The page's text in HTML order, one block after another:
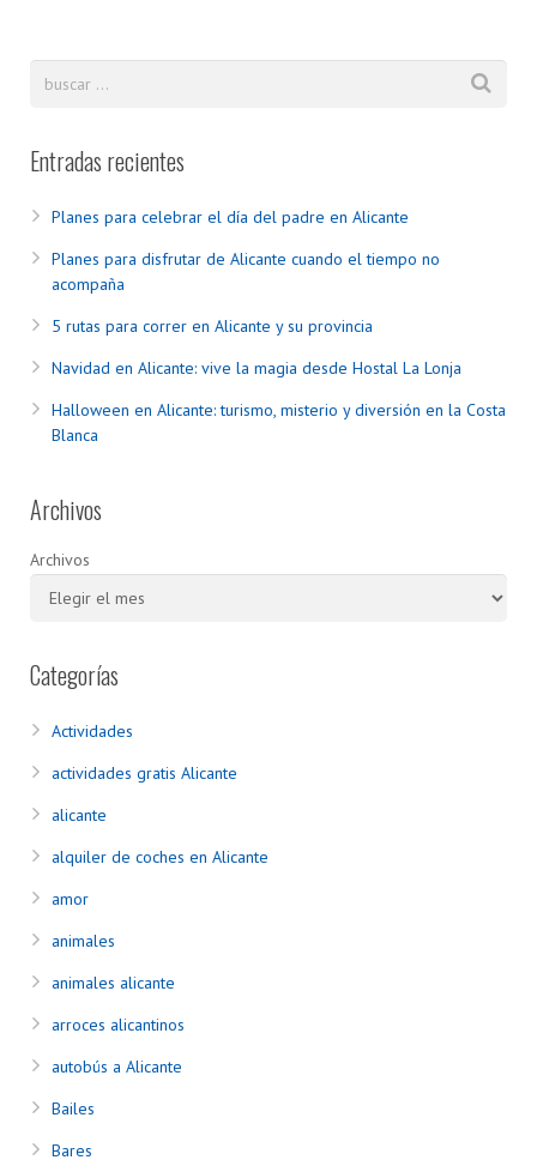
Entradas recientes
Planes para celebrar el día del padre en Alicante
Planes para disfrutar de Alicante cuando el tiempo no
acompaña
5 rutas para correr en Alicante y su provincia
Navidad en Alicante: vive la magia desde Hostal La Lonja
Halloween en Alicante: turismo, misterio y diversión en la Costa
Blanca
Archivos
Archivos
Categorías
Actividades
actividades gratis Alicante
alicante
alquiler de coches en Alicante
amor
animales
animales alicante
arroces alicantinos
autobús a Alicante
Bailes
Bares